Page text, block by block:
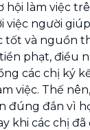
hội làm việc
việc người
tốt và nguồn
phạt, điều
các chị ký
việc. Thế
đúng đắn vì
khi các chị đã